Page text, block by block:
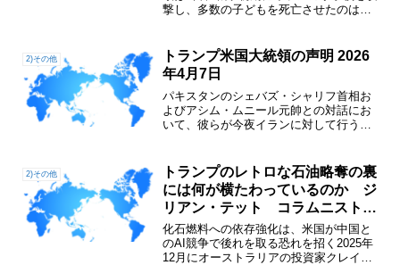
撃し、多数の子どもを死亡させたのはイ
ついてほとんど知らなかったことを認め
たうえで、その学校に...
2)その他
トランプ米国大統領の声明 2026
年4月7日
パキスタンのシェバズ・シャリフ首相お
よびアシム・ムニール元帥との対話にお
いて、彼らが今夜イランに対して行う予
スラム共和国がホルムズ海峡の完全かつ
即時、そして安全な開放に...
2)その他
トランプのレトロな石油略奪の裏
には何が横たわっているのか ジ
リアン・テット コラムニスト
フィナンシャルタイムズ 2026年1
月9日
化石燃料への依存強化は、米国が中国と
のAI競争で後れを取る恐れを招く2025年
12月にオーストラリアの投資家クレイ